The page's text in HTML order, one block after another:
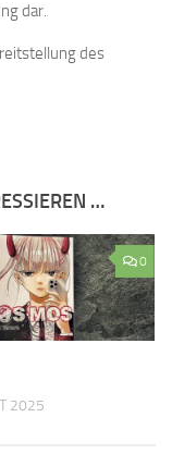
dar.
des
…
0
2025